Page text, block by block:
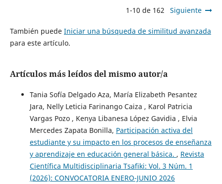
1-10 de 162 Siguiente
También puede Iniciar una búsqueda de similitud avanzada
para este artículo.
Artículos más leídos del mismo autor/a
Tania Sofía Delgado Aza, María Elizabeth Pesantez
Jara, Nelly Leticia Farinango Caiza , Karol Patricia
Vargas Pozo , Kenya Libanesa López Gavidia , Elvia
Mercedes Zapata Bonilla, Participación activa del
estudiante y su impacto en los procesos de enseñanza
y aprendizaje en educación general básica. , Revista
Científica Multidisciplinaria Tsafiki: Vol. 3 Núm. 1
(2026): CONVOCATORIA ENERO-JUNIO 2026